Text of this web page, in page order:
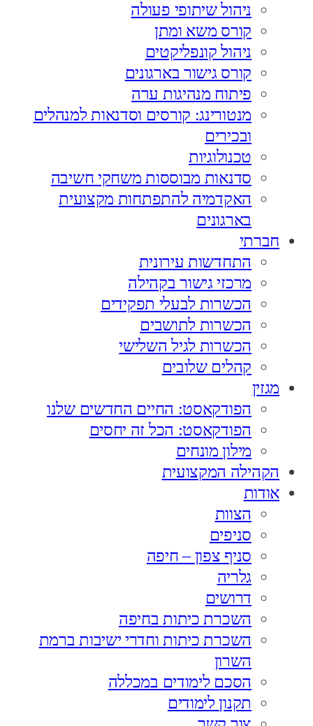
ניהול שיתופי פעולה
קורס משא ומתן
ניהול קונפליקטים
קורס גישור בארגונים
פיתוח מנהיגות ערה
מנטורינג: קורסים וסדנאות למנהלים
ובכירים
טכנולוגיות
סדנאות מבוססות משחקי חשיבה
האקדמיה להתפתחות מקצועית
בארגונים
חברתי
התחדשות עירונית
מרכזי גישור בקהילה
הכשרות לבעלי תפקידים
הכשרות לתושבים
הכשרות לגיל השלישי
קהלים שלובים
מגזין
הפודקאסט: החיים החדשים שלנו
הפודקאסט: הכל זה יחסים
מילון מונחים
הקהילה המקצועית
אודות
הצוות
סניפים
סניף צפון – חיפה
גלריה
דרושים
השכרת כיתות בחיפה
השכרת כיתות וחדרי ישיבות ברמת
השרון
הסכם לימודים במכללה
תקנון לימודים